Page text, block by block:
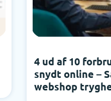
4 ud af 10
snydt online –
webshop